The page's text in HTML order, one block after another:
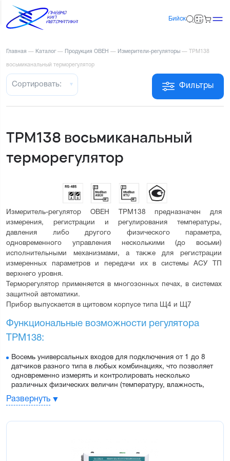
Бийск
Главная — Каталог — Продукция ОВЕН — Измерители-регуляторы — ТРМ138
восьмиканальный терморегулятор
Фильтры
Сортировать:
ТРМ138 восьмиканальный
терморегулятор
Измеритель-регулятор ОВЕН ТРМ138 предназначен для
измерения, регистрации и регулирования температуры,
давления либо другого физического параметра,
одновременного управления несколькими (до восьми)
исполнительными механизмами, а также для регистрации
измеренных параметров и передачи их в системы АСУ ТП
верхнего уровня.
Терморегулятор применяется в многозонных печах, в системах
защитной автоматики.
Прибор выпускается в щитовом корпусе типа Щ4 и Щ7
Функциональные возможности регулятора
ТРМ138:
Восемь универсальных входов для подключения от 1 до 8
датчиков разного типа в любых комбинациях, что позволяет
одновременно измерять и контролировать несколько
различных физических величин (температуру, влажность,
Вычисление дополнительных величин:
До восьми каналов регулирования или регистрации
Развернуть